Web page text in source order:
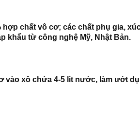
chất vô cơ; các chất phụ gia,
khẩu từ công nghệ Mỹ, Nhật Bản.
vào xô chứa 4-5 lit nước, làm ướt